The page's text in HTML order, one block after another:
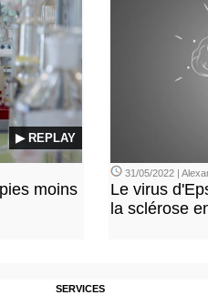
▶ REPLAY
moins
31/05/2022 |
Le virus
la sclérose
SERVICES